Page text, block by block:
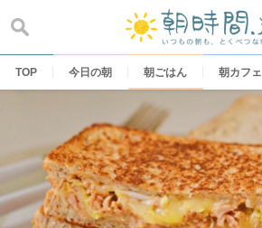
content
TOP 今日の朝 朝ごはん 朝カフェ